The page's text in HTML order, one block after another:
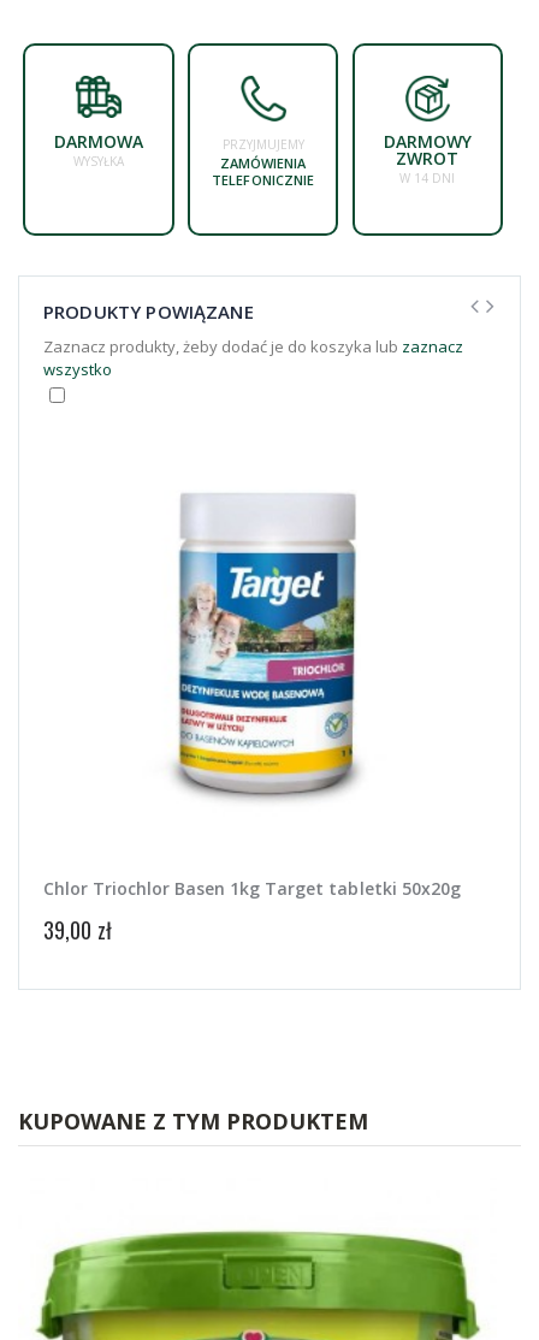
DARMOWA
WYSYŁKA
PRZYJMUJEMY
ZAMÓWIENIA
TELEFONICZNIE
DARMOWY
ZWROT
W 14 DNI
PRODUKTY POWIĄZANE
Zaznacz produkty, żeby dodać je do koszyka lub zaznacz
wszystko
Chlor Triochlor Basen 1kg Target tabletki 50x20g
39,00 zł
KUPOWANE Z TYM PRODUKTEM